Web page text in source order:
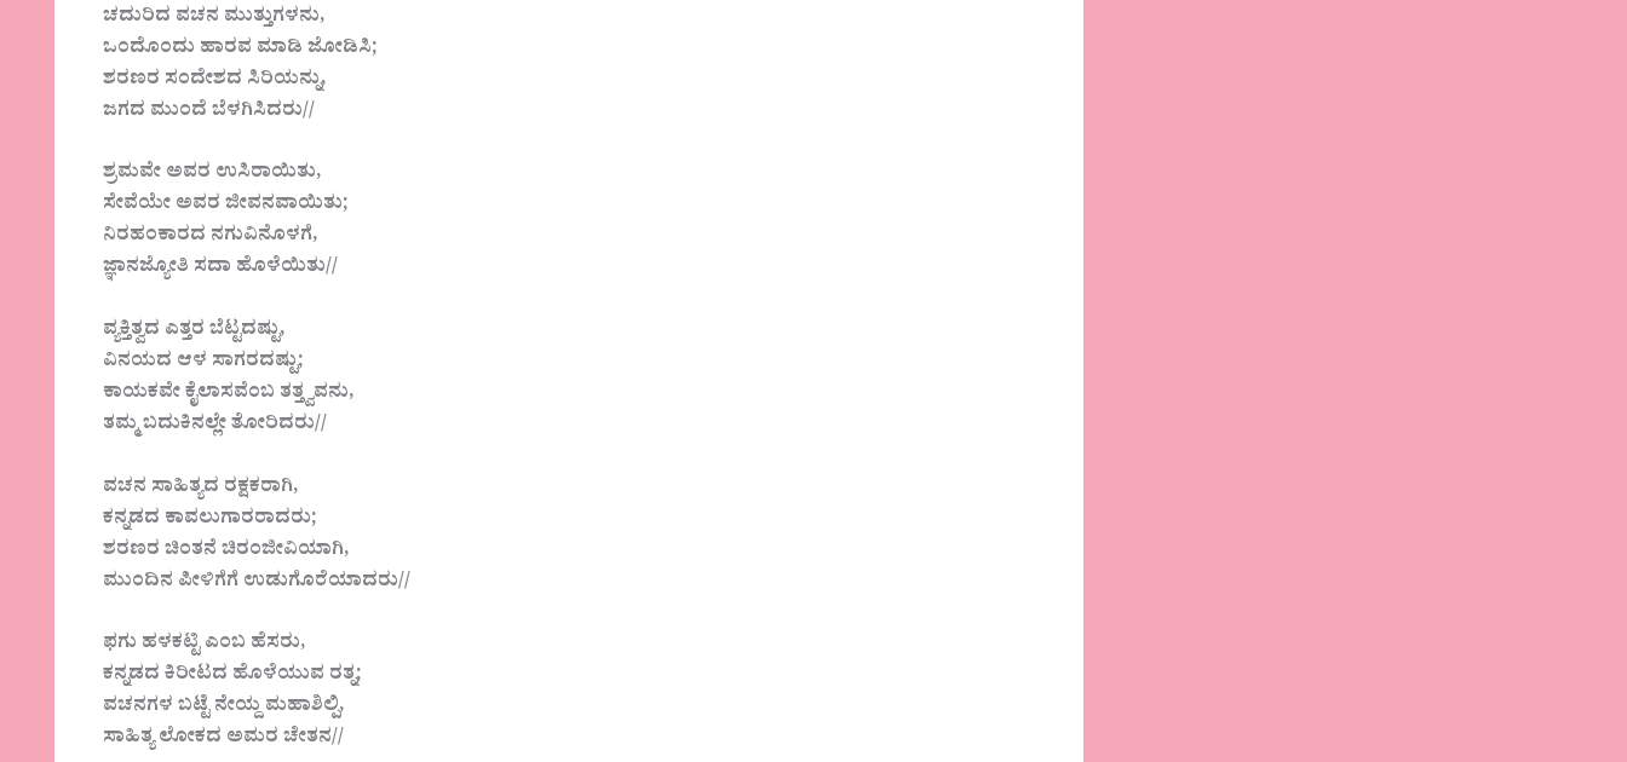
ಚದುರಿದ ವಚನ ಮುತ್ತುಗಳನು,
ಒಂದೊಂದು ಹಾರವ ಮಾಡಿ ಜೋಡಿಸಿ;
ಶರಣರ ಸಂದೇಶದ ಸಿರಿಯನ್ನು,
ಜಗದ ಮುಂದೆ ಬೆಳಗಿಸಿದರು//
ಶ್ರಮವೇ ಅವರ ಉಸಿರಾಯಿತು,
ಸೇವೆಯೇ ಅವರ ಜೀವನವಾಯಿತು;
ನಿರಹಂಕಾರದ ನಗುವಿನೊಳಗೆ,
ಜ್ಞಾನಜ್ಯೋತಿ ಸದಾ ಹೊಳೆಯಿತು//
ವ್ಯಕ್ತಿತ್ವದ ಎತ್ತರ ಬೆಟ್ಟದಷ್ಟು,
ವಿನಯದ ಆಳ ಸಾಗರದಷ್ಟು;
ಕಾಯಕವೇ ಕೈಲಾಸವೆಂಬ ತತ್ತ್ವವನು,
ತಮ್ಮ ಬದುಕಿನಲ್ಲೇ ತೋರಿದರು//
ವಚನ ಸಾಹಿತ್ಯದ ರಕ್ಷಕರಾಗಿ,
ಕನ್ನಡದ ಕಾವಲುಗಾರರಾದರು;
ಶರಣರ ಚಿಂತನೆ ಚಿರಂಜೀವಿಯಾಗಿ,
ಮುಂದಿನ ಪೀಳಿಗೆಗೆ ಉಡುಗೊರೆಯಾದರು//
ಫಗು ಹಳಕಟ್ಟಿ ಎಂಬ ಹೆಸರು,
ಕನ್ನಡದ ಕಿರೀಟದ ಹೊಳೆಯುವ ರತ್ನ;
ವಚನಗಳ ಬಟ್ಟೆ ನೇಯ್ದ ಮಹಾಶಿಲ್ಪಿ,
ಸಾಹಿತ್ಯ ಲೋಕದ ಅಮರ ಚೇತನ//